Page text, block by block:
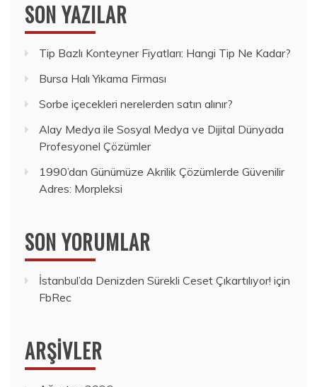
SON YAZILAR
Tip Bazlı Konteyner Fiyatları: Hangi Tip Ne Kadar?
Bursa Halı Yıkama Firması
Sorbe içecekleri nerelerden satın alınır?
Alay Medya ile Sosyal Medya ve Dijital Dünyada
Profesyonel Çözümler
1990’dan Günümüze Akrilik Çözümlerde Güvenilir
Adres: Morpleksi
SON YORUMLAR
İstanbul’da Denizden Sürekli Ceset Çıkartılıyor! için
FbRec
ARŞIVLER